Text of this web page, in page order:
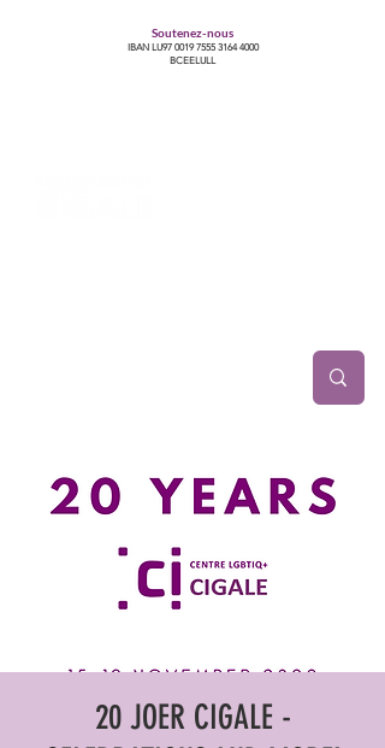
Soutenez-nous
IBAN LU97 0019 7555 3164 4000
BCEELULL
20 JOER CIGALE -